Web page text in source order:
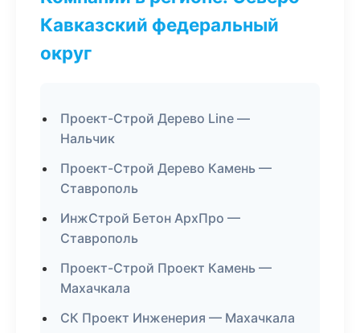
Кавказский федеральный
округ
Проект-Строй Дерево Line —
Нальчик
Проект-Строй Дерево Камень —
Ставрополь
ИнжСтрой Бетон АрхПро —
Ставрополь
Проект-Строй Проект Камень —
Махачкала
СК Проект Инженерия — Махачкала